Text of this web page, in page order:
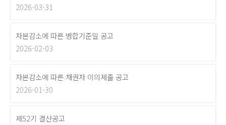
2026-03-31
자본감소에 따른 병합기준일 공고
2026-02-03
자본감소에 따른 채권자 이의제출 공고
2026-01-30
제52기 결산공고